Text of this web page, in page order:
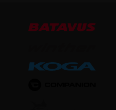
HJUL & DÆK